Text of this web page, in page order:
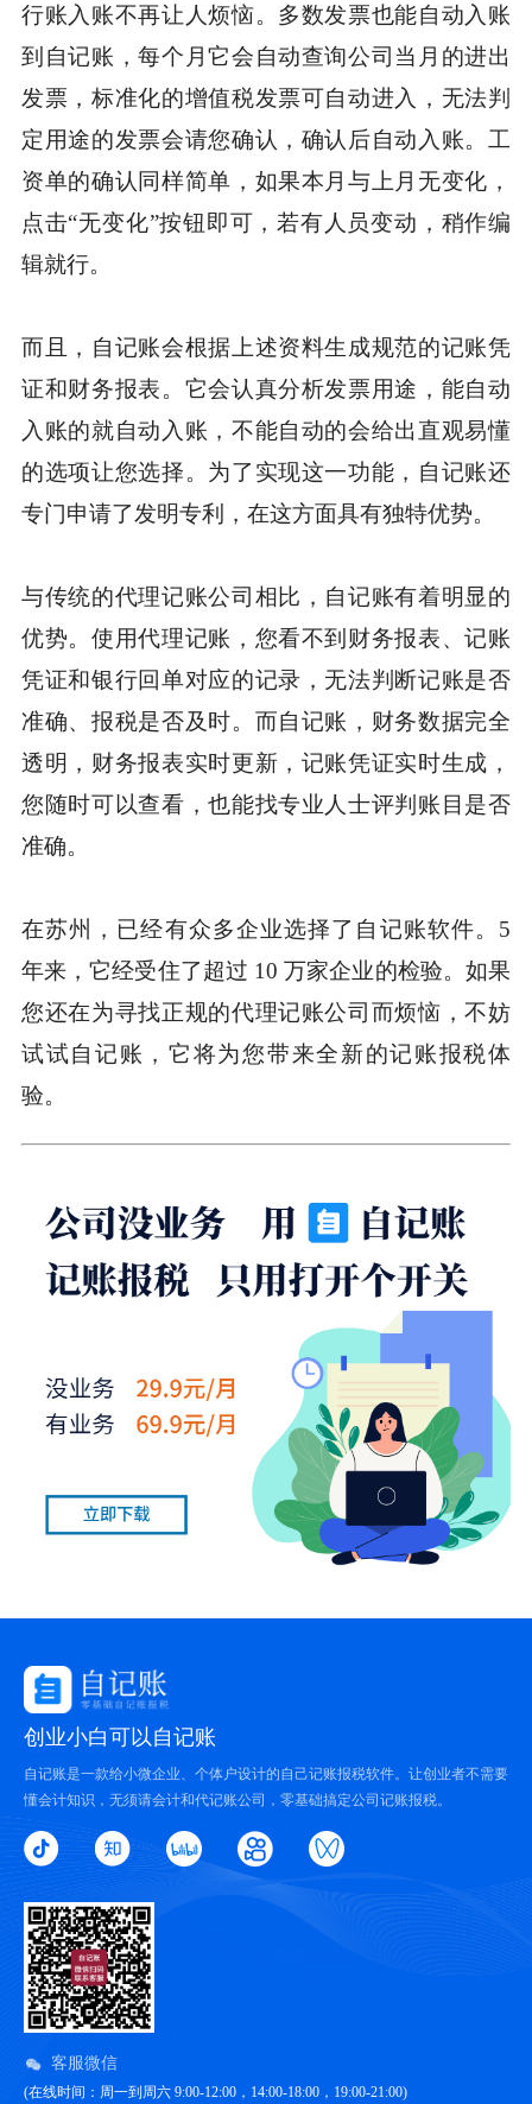
行账入账不再让人烦恼。多数发票也能自动入账
到自记账，每个月它会自动查询公司当月的进出
发票，标准化的增值税发票可自动进入，无法判
定用途的发票会请您确认，确认后自动入账。工
资单的确认同样简单，如果本月与上月无变化，
点击“无变化”按钮即可，若有人员变动，稍作编
辑就行。
而且，自记账会根据上述资料生成规范的记账凭
证和财务报表。它会认真分析发票用途，能自动
入账的就自动入账，不能自动的会给出直观易懂
的选项让您选择。为了实现这一功能，自记账还
专门申请了发明专利，在这方面具有独特优势。
与传统的代理记账公司相比，自记账有着明显的
优势。使用代理记账，您看不到财务报表、记账
凭证和银行回单对应的记录，无法判断记账是否
准确、报税是否及时。而自记账，财务数据完全
透明，财务报表实时更新，记账凭证实时生成，
您随时可以查看，也能找专业人士评判账目是否
准确。
在苏州，已经有众多企业选择了自记账软件。5
年来，它经受住了超过 10 万家企业的检验。如果
您还在为寻找正规的代理记账公司而烦恼，不妨
试试自记账，它将为您带来全新的记账报税体
验。
创业小白可以自记账
自记账是一款给小微企业、个体户设计的自己记账报税软件。让创业者不需要
懂会计知识，无须请会计和代记账公司，零基础搞定公司记账报税。
客服微信
(在线时间：周一到周六 9:00-12:00，14:00-18:00，19:00-21:00)